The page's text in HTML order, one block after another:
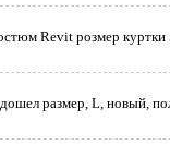
Revit розмер
размер, L, новый,